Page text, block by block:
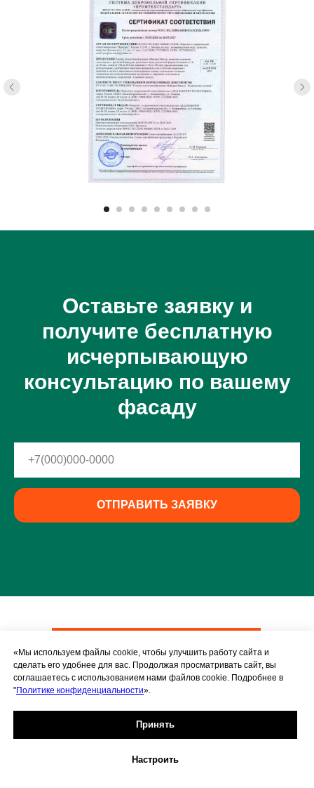
Оставьте заявку и
получите бесплатную
исчерпывающую
консультацию по вашему
фасаду
ОТПРАВИТЬ ЗАЯВКУ
термопанелей
"ФАВОРИТ ФАСАД"
«Мы используем файлы cookie, чтобы улучшить работу сайта и
сделать его удобнее для вас. Продолжая просматривать сайт, вы
соглашаетесь с использованием нами файлов cookie. Подробнее в
"Политике конфиденциальности».
Принять
Настроить